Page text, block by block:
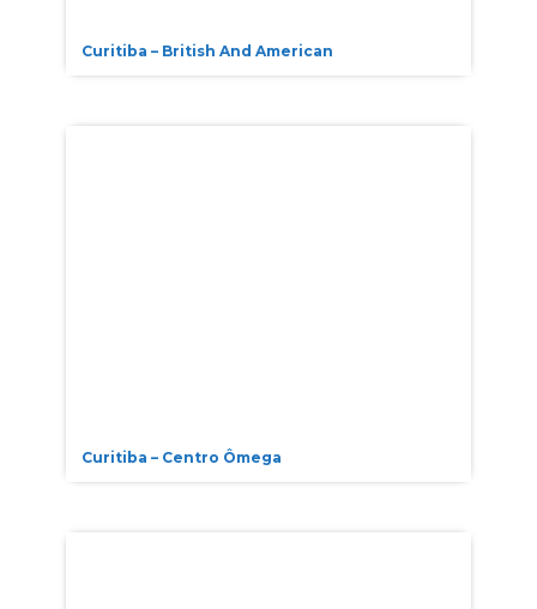
Curitiba – British And American
Curitiba – Centro Ômega